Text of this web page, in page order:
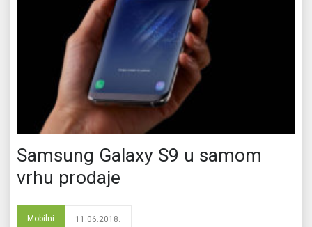
Samsung Galaxy S9 u samom
vrhu prodaje
Mobilni 11.06.2018.